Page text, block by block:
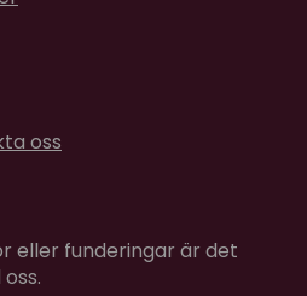
oss
eller funderingar är det